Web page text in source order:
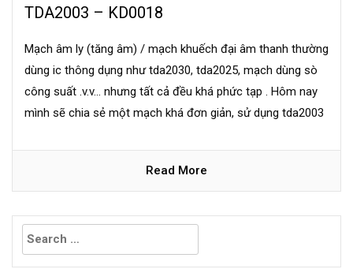
TDA2003 – KD0018
Mạch âm ly (tăng âm) / mạch khuếch đại âm thanh thường
dùng ic thông dụng như tda2030, tda2025, mạch dùng sò
công suất .v.v... nhưng tất cả đều khá phức tạp . Hôm nay
mình sẽ chia sẻ một mạch khá đơn giản, sử dụng tda2003
Read More
Search
for: